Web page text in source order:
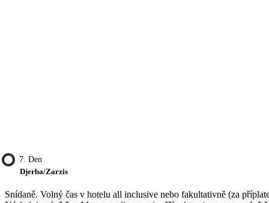
7. Den
Djerba/Zarzis
Snídaně. Volný čas v hotelu all inclusive nebo fakultativně (za